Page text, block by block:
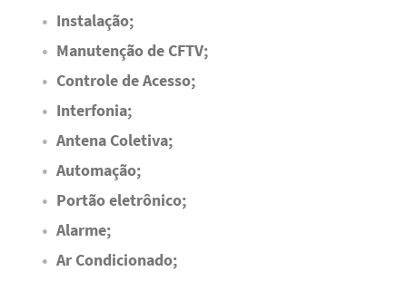
Instalação;
Manutenção de CFTV;
Controle de Acesso;
Interfonia;
Antena Coletiva;
Automação;
Portão eletrônico;
Alarme;
Ar Condicionado;